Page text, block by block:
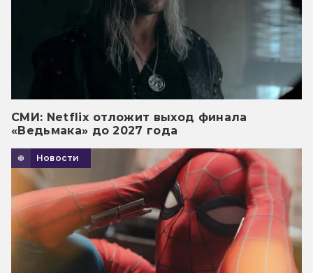
СМИ: Netflix отложит выход финала
«Ведьмака» до 2027 года
Новости